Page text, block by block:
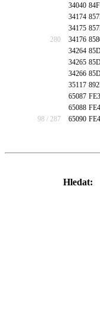
34040
34174
34175
280
34176
34264
34265
34266
35117
65087
65088
98 / 287
65090
Hledat: